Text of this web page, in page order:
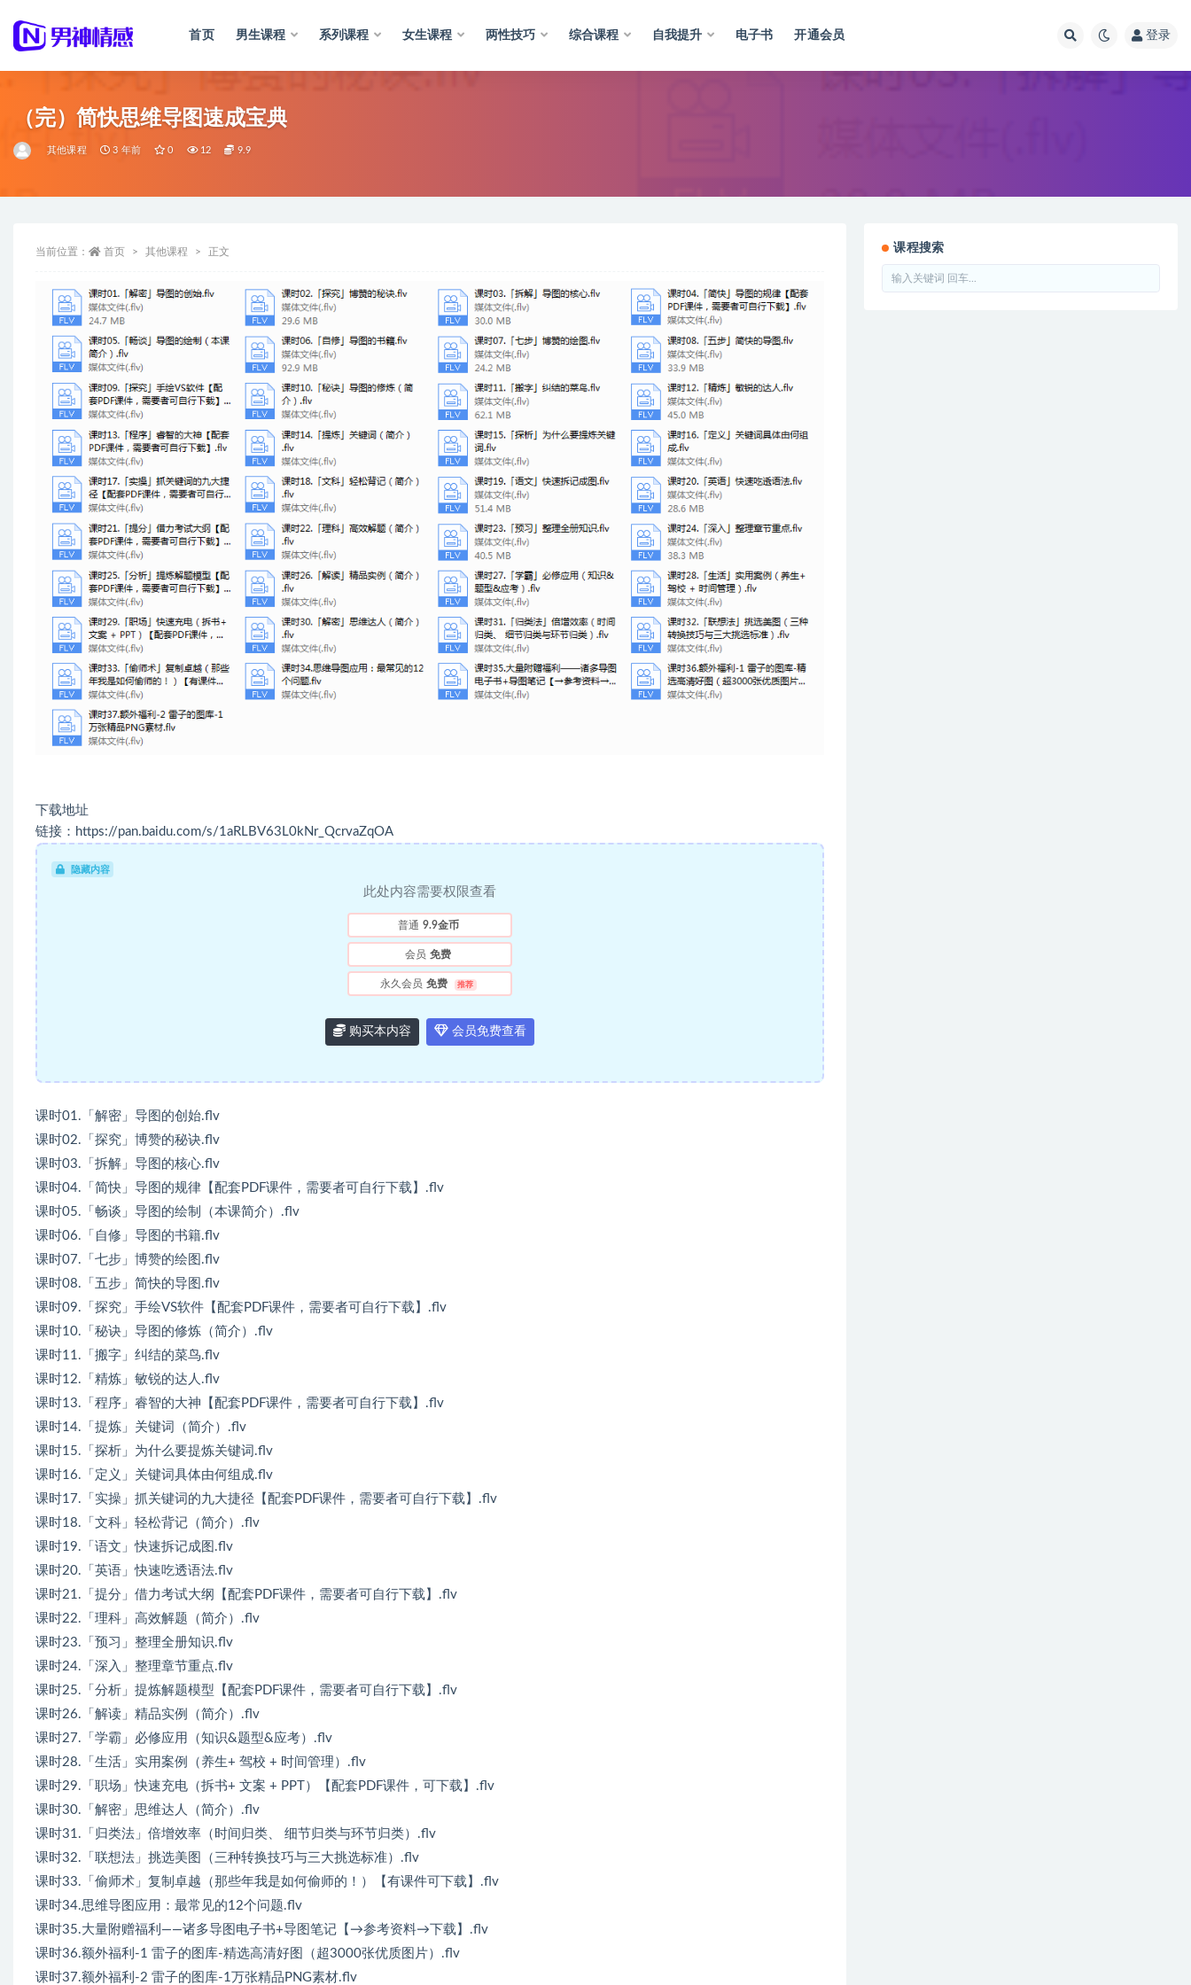
首页 男生课程 系列课程 女生课程 两性技巧 综合课程 自我提升 电子书 开通会员 登录
（完）简快思维导图速成宝典
其他课程 3 年前 0 12 9.9
当前位置： 首页 其他课程 正文
下载地址
链接：https://pan.baidu.com/s/1aRLBV63L0kNr_QcrvaZqOA
隐藏内容
此处内容需要权限查看
普通 9.9金币
会员 免费
永久会员 免费 推荐
购买本内容 会员免费查看
课时01.「解密」导图的创始.flv
课时02.「探究」博赞的秘诀.flv
课时03.「拆解」导图的核心.flv
课时04.「简快」导图的规律【配套PDF课件，需要者可自行下载】.flv
课时05.「畅谈」导图的绘制（本课简介）.flv
课时06.「自修」导图的书籍.flv
课时07.「七步」博赞的绘图.flv
课时08.「五步」简快的导图.flv
课时09.「探究」手绘VS软件【配套PDF课件，需要者可自行下载】.flv
课时10.「秘诀」导图的修炼（简介）.flv
课时11.「搬字」纠结的菜鸟.flv
课时12.「精炼」敏锐的达人.flv
课时13.「程序」睿智的大神【配套PDF课件，需要者可自行下载】.flv
课时14.「提炼」关键词（简介）.flv
课时15.「探析」为什么要提炼关键词.flv
课时16.「定义」关键词具体由何组成.flv
课时17.「实操」抓关键词的九大捷径【配套PDF课件，需要者可自行下载】.flv
课时18.「文科」轻松背记（简介）.flv
课时19.「语文」快速拆记成图.flv
课时20.「英语」快速吃透语法.flv
课时21.「提分」借力考试大纲【配套PDF课件，需要者可自行下载】.flv
课时22.「理科」高效解题（简介）.flv
课时23.「预习」整理全册知识.flv
课时24.「深入」整理章节重点.flv
课时25.「分析」提炼解题模型【配套PDF课件，需要者可自行下载】.flv
课时26.「解读」精品实例（简介）.flv
课时27.「学霸」必修应用（知识&题型&应考）.flv
课时28.「生活」实用案例（养生+ 驾校 + 时间管理）.flv
课时29.「职场」快速充电（拆书+ 文案 + PPT）【配套PDF课件，可下载】.flv
课时30.「解密」思维达人（简介）.flv
课时31.「归类法」倍增效率（时间归类、 细节归类与环节归类）.flv
课时32.「联想法」挑选美图（三种转换技巧与三大挑选标准）.flv
课时33.「偷师术」复制卓越（那些年我是如何偷师的！）【有课件可下载】.flv
课时34.思维导图应用：最常见的12个问题.flv
课时35.大量附赠福利——诸多导图电子书+导图笔记【→参考资料→下载】.flv
课时36.额外福利-1 雷子的图库-精选高清好图（超3000张优质图片）.flv
课时37.额外福利-2 雷子的图库-1万张精品PNG素材.flv
课程搜索